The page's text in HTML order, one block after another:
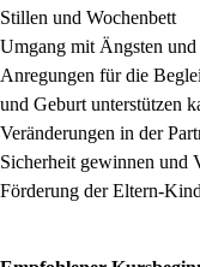
Stillen und Wochenbett
Umgang mit Ängsten und
Anregungen für die
und Geburt unterstützen
Veränderungen in der
Sicherheit gewinnen und
Förderung der Eltern-